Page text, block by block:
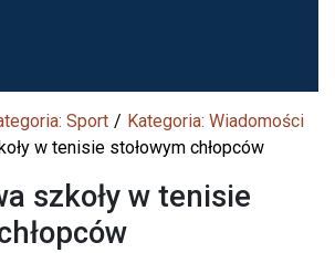
Sport
Kategoria: Wiadomości
w tenisie stołowym chłopców
szkoły w tenisie